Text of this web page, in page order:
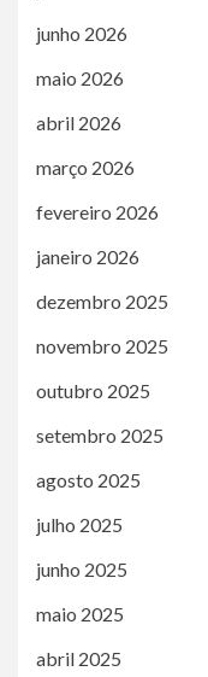
junho 2026
maio 2026
abril 2026
março 2026
fevereiro 2026
janeiro 2026
dezembro 2025
novembro 2025
outubro 2025
setembro 2025
agosto 2025
julho 2025
junho 2025
maio 2025
abril 2025